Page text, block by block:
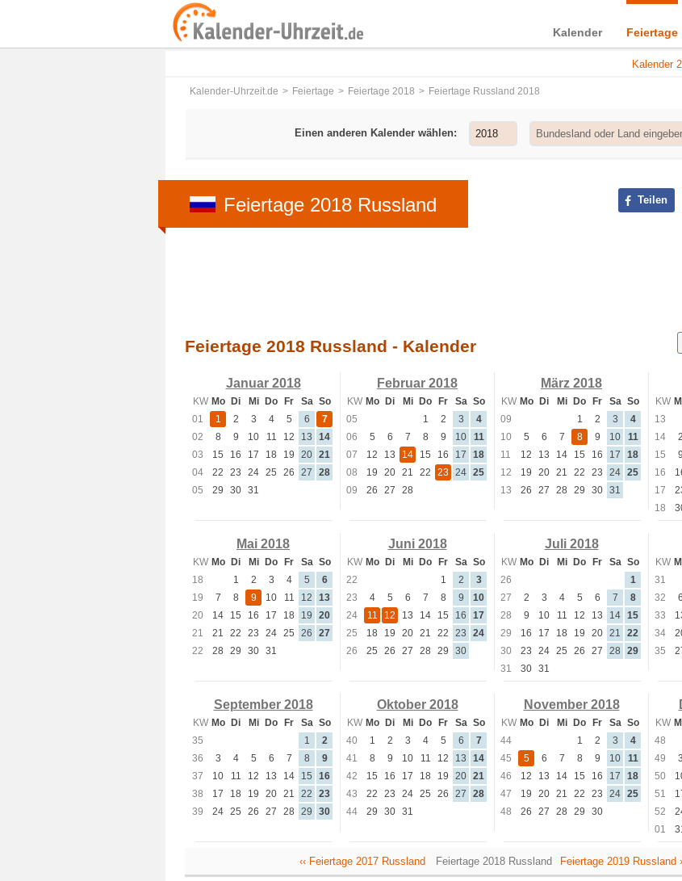
Kalender Feiertage
Kalender
Kalender-Uhrzeit.de Feiertage Feiertage 2018 Feiertage Russland 2018
Einen anderen Kalender wählen:
Teilen
Feiertage 2018 Russland
Feiertage 2018 Russland - Kalender
Januar 2018
KW Mo Di Mi Do Fr Sa So
01
1 2 3 4 5 6
7
02
8 9 10 11 12 13
14
03
15 16 17 18 19 20 21
04
22 23 24 25 26 27
28
05
29 30 31
Februar 2018
KW Mo Di Mi Do Fr Sa So
05
1 2 3
4
06
5 6 7 8 9 10
11
07
12 13 14 15 16 17
18
08
19 20 21 22 23 24 25
09
26 27 28
März 2018
KW Mo Di Mi Do Fr Sa So
09
1 2 3
4
10
5 6 7 8 9 10
11
11
12 13 14 15 16 17
18
12
19 20 21 22 23 24 25
13
26 27 28 29 30 31
KW
13
14
2
15
9
16
17
18
Mai 2018
KW Mo Di Mi Do Fr Sa So
18
1 2 3 4 5
6
19
7 8 9 10 11 12
13
20
14 15 16 17 18 19
20
21
21 22 23 24 25 26
27
22
28 29 30 31
Juni 2018
KW Mo Di Mi Do Fr Sa So
22
1 2
3
23
4 5 6 7 8 9
10
24
11 12 13 14 15 16
17
25
18 19 20 21 22 23
24
26
25 26 27 28 29 30
Juli 2018
KW Mo Di Mi Do Fr Sa So
26
1
27
2 3 4 5 6 7
8
28
9 10 11 12 13 14 15
29
16 17 18 19 20 21
22
30
23 24 25 26 27 28
29
31
30 31
KW
31
32
6
33
34
35
September 2018
KW Mo Di Mi Do Fr Sa So
35
1
2
36
3 4 5 6 7 8
9
37
10 11 12 13 14 15
16
38
17 18 19 20 21 22
23
39
24 25 26 27 28 29 30
Oktober 2018
KW Mo Di Mi Do Fr Sa So
40
1 2 3 4 5 6
7
41
8 9 10 11 12 13
14
42
15 16 17 18 19 20 21
43
22 23 24 25 26 27
28
44
29 30 31
November 2018
KW Mo Di Mi Do Fr Sa So
44
1 2 3
4
45
5 6 7 8 9 10
11
46
12 13 14 15 16 17
18
47
19 20 21 22 23 24 25
48
26 27 28 29 30
KW
48
49
3
50
51
52
01
‹‹ Feiertage 2017 Russland Feiertage 2018 Russland Feiertage 2019 Russland